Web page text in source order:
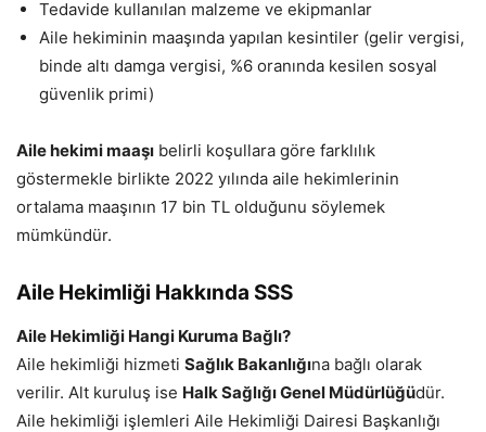
Tedavide kullanılan malzeme ve ekipmanlar
Aile hekiminin maaşında yapılan kesintiler (gelir vergisi,
binde altı damga vergisi, %6 oranında kesilen sosyal
güvenlik primi)
Aile hekimi maaşı belirli koşullara göre farklılık
göstermekle birlikte 2022 yılında aile hekimlerinin
ortalama maaşının 17 bin TL olduğunu söylemek
mümkündür.
Aile Hekimliği Hakkında SSS
Aile Hekimliği Hangi Kuruma Bağlı?
Aile hekimliği hizmeti Sağlık Bakanlığına bağlı olarak
verilir. Alt kuruluş ise Halk Sağlığı Genel Müdürlüğüdür.
Aile hekimliği işlemleri Aile Hekimliği Dairesi Başkanlığı